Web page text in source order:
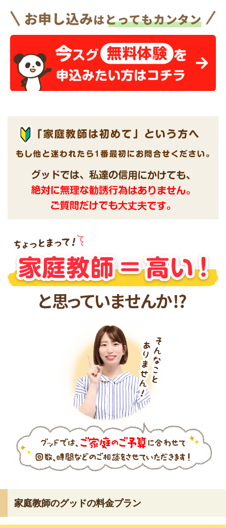
家庭教師のグッドの料金プラン